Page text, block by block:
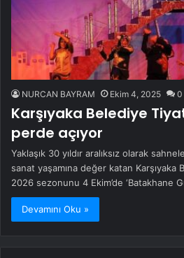
NURCAN BAYRAM Ekim 4, 2025 0
Karşıyaka Belediye
perde açıyor
Yaklaşık 30 yıldır aralıksız olarak
sanat yaşamına değer katan
2026 sezonunu 4 Ekim’de ‘Batakhane
Devamını Oku »